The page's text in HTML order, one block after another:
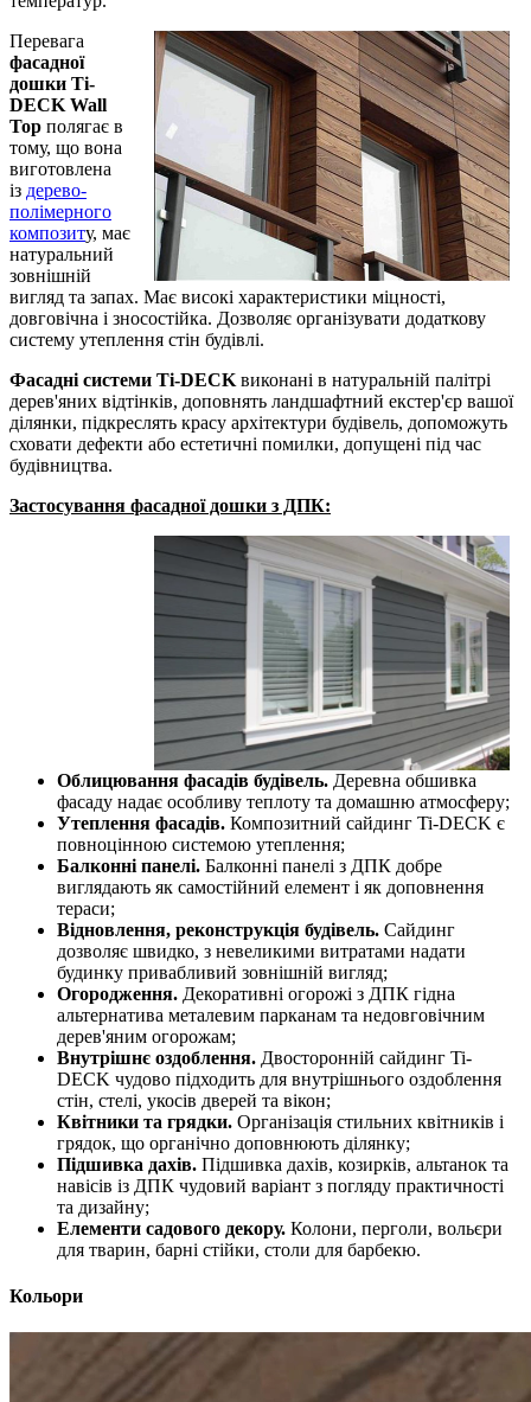
Перевага
фасадної
дошки Ti-
DECK Wall
Top полягає в
тому, що вона
виготовлена ​​
із дерево-
полімерного
композиту, має
натуральний
зовнішній
вигляд та запах. Має високі характеристики міцності,
довговічна і зносостійка. Дозволяє організувати додаткову
систему утеплення стін будівлі.
Фасадні системи Ti-DECK виконані в натуральній палітрі
дерев'яних відтінків, доповнять ландшафтний екстер'єр вашої
ділянки, підкреслять красу архітектури будівель, допоможуть
сховати дефекти або естетичні помилки, допущені під час
будівництва.
Застосування фасадної дошки з ДПК:
Облицювання фасадів будівель. Деревна обшивка
фасаду надає особливу теплоту та домашню атмосферу;
Утеплення фасадів. Композитний сайдинг Ti-DECK є
повноцінною системою утеплення;
Балконні панелі. Балконні панелі з ДПК добре
виглядають як самостійний елемент і як доповнення
тераси;
Відновлення, реконструкція будівель. Сайдинг
дозволяє швидко, з невеликими витратами надати
будинку привабливий зовнішній вигляд;
Огородження. Декоративні огорожі з ДПК гідна
альтернатива металевим парканам та недовговічним
дерев'яним огорожам;
Внутрішнє оздоблення. Двосторонній сайдинг Ti-
DECK чудово підходить для внутрішнього оздоблення
стін, стелі, укосів дверей та вікон;
Квітники та грядки. Організація стильних квітників і
грядок, що органічно доповнюють ділянку;
Підшивка дахів. Підшивка дахів, козирків, альтанок та
навісів із ДПК чудовий варіант з погляду практичності
та дизайну;
Елементи садового декору. Колони, перголи, вольєри
для тварин, барні стійки, столи для барбекю.
Кольори